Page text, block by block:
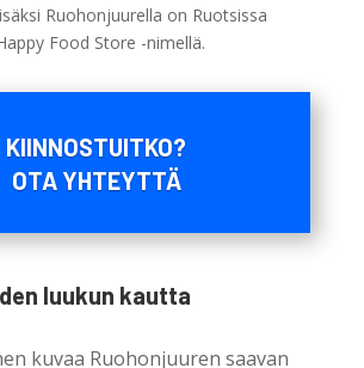
Ruohonjuurella on Ruotsissa
Food Store -nimellä.
KIINNOSTUITKO?
OTA YHTEYTTÄ
luukun kautta
kuvaa Ruohonjuuren saavan